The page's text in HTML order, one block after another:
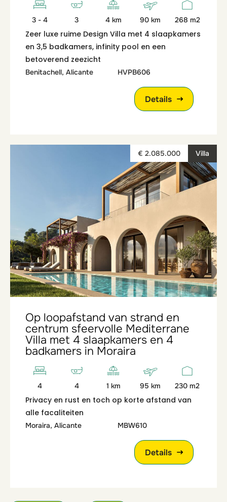
3 - 4 3 4 km 90 km 268 m2
Zeer luxe ruime Design Villa met 4 slaapkamers
en 3,5 badkamers, infinity pool en een
betoverend zeezicht
Benitachell, Alicante HVPB606
Details
Villa
€ 2.085.000
Op loopafstand van strand en
centrum sfeervolle Mediterrane
Villa met 4 slaapkamers en 4
badkamers in Moraira
4 4 1 km 95 km 230 m2
Privacy en rust en toch op korte afstand van
alle facaliteiten
Moraira, Alicante MBW610
Details